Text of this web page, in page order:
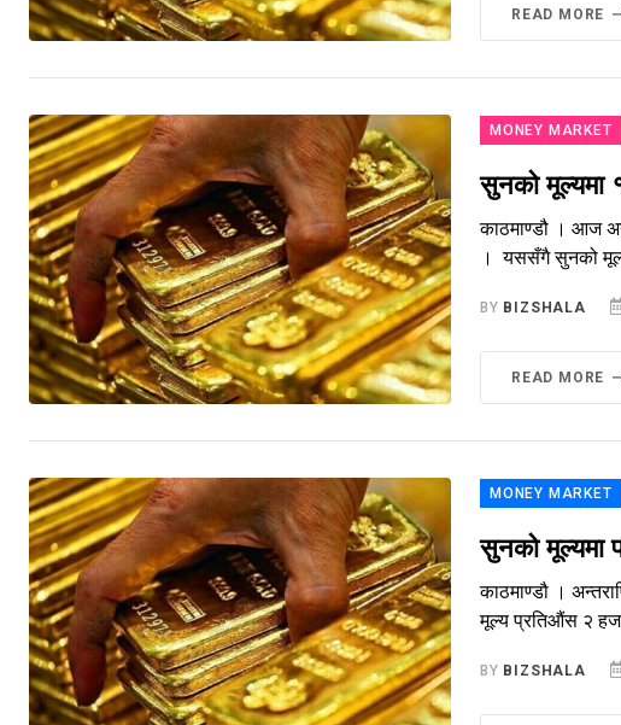
READ MORE
MONEY MARKET
सुनको मूल्यमा
काठमाण्डौ । आज
। यससँगै सुनको
BY BIZSHALA
READ MORE
MONEY MARKET
सुनको मूल्यमा
काठमाण्डौ ।
मूल्य प्रतिऔंस २
BY BIZSHALA